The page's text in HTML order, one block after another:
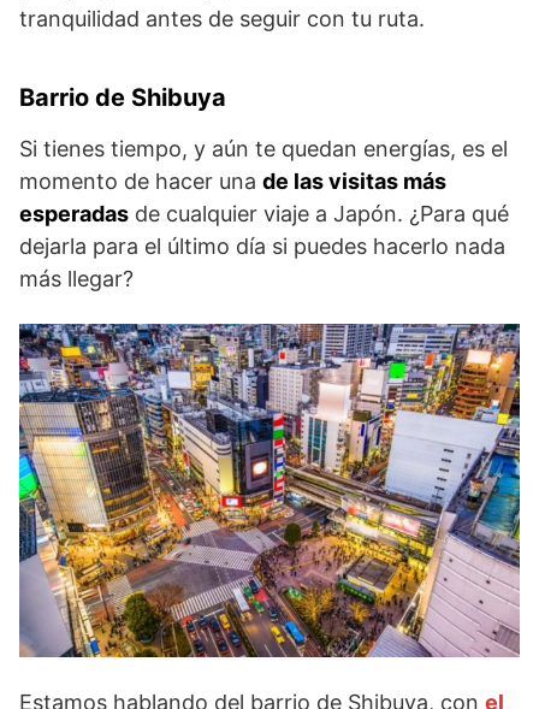
tranquilidad antes de seguir con tu ruta.
Barrio de Shibuya
Si tienes tiempo, y aún te quedan energías, es el
momento de hacer una de las visitas más
esperadas de cualquier viaje a Japón. ¿Para qué
dejarla para el último día si puedes hacerlo nada
más llegar?
Estamos hablando del barrio de Shibuya, con el